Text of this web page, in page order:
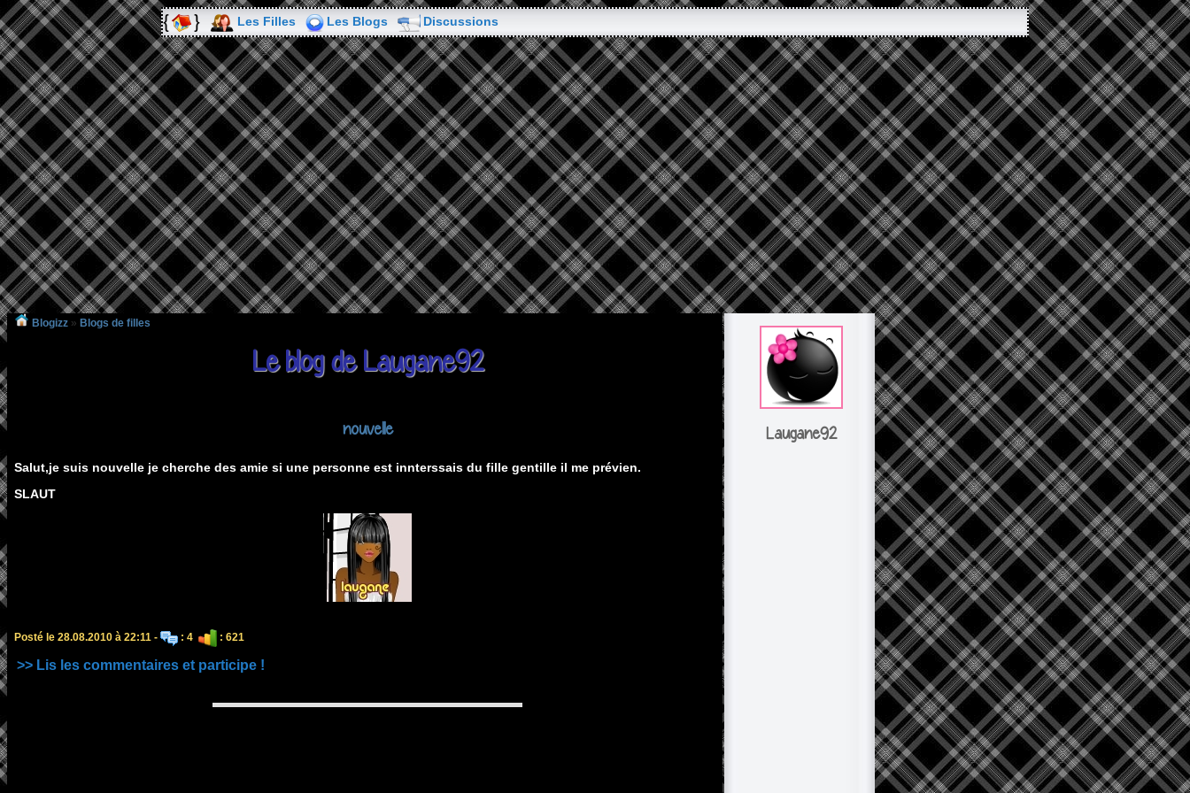
Les Filles Les Blogs Discussions
Blogizz » Blogs de filles
Le blog de Laugane92
nouvelle
Salut,je suis nouvelle je cherche des amie si une personne est innterssais du fille gentille il me prévien.
SLAUT
Posté le 28.08.2010 à 22:11 - : 4 : 621
>> Lis les commentaires et participe !
Laugane92